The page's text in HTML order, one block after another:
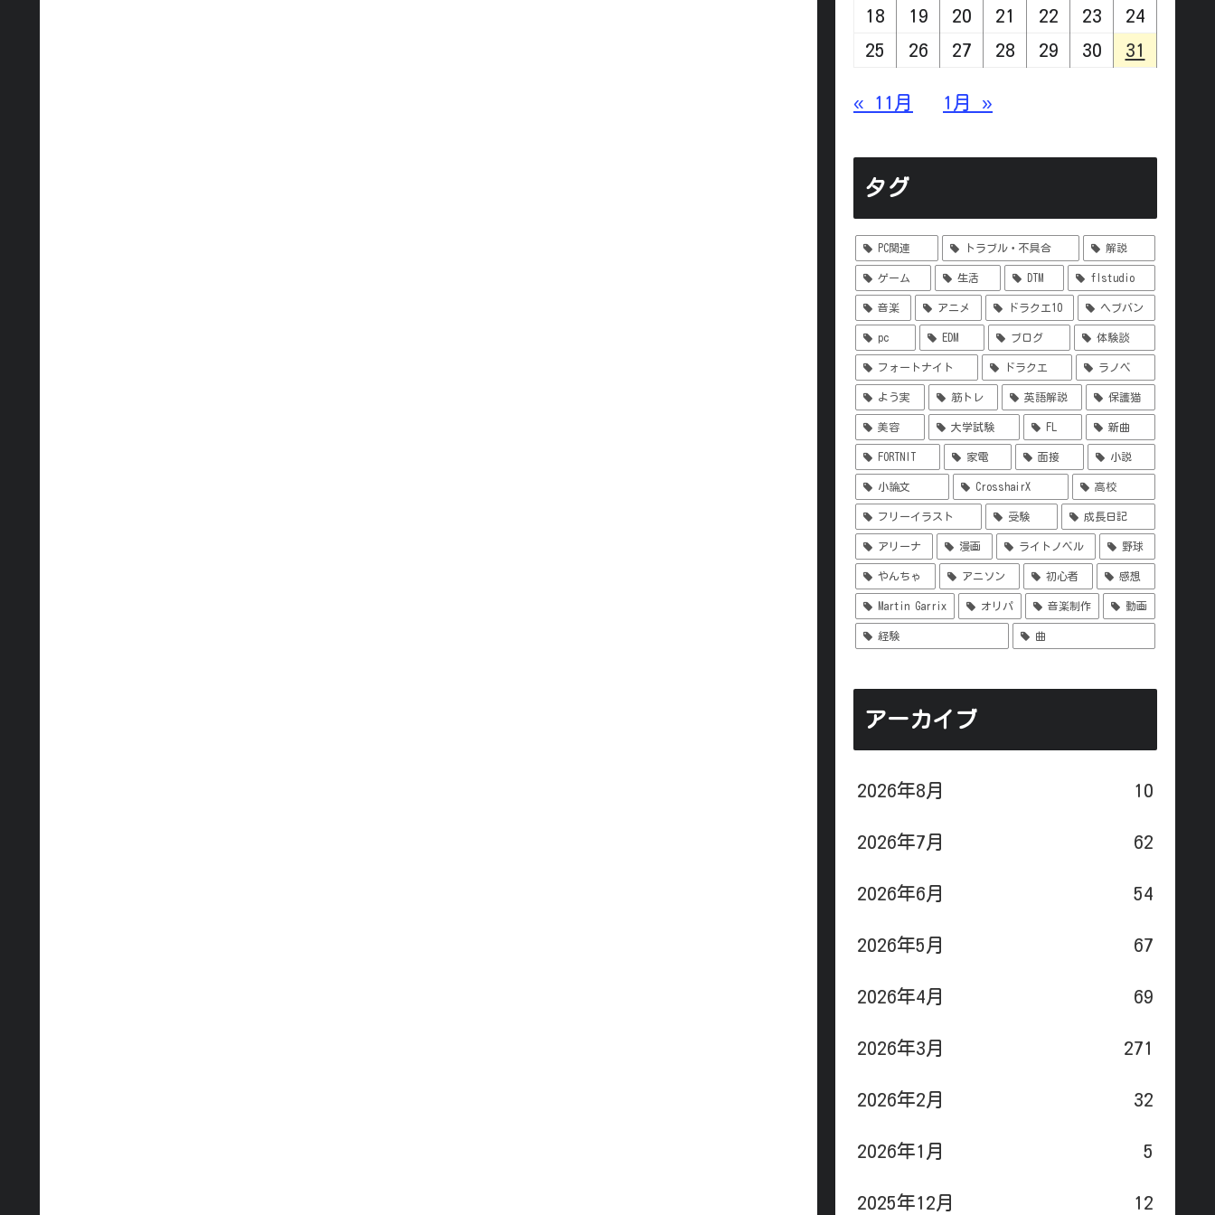
18
19 20 21 22 23
24
25
26 27 28 29 30 31
« 11月 1月 »
タグ
PC関連 トラブル・不具合 解説
ゲーム 生活 DTM flstudio
音楽 アニメ ドラクエ10 ヘブバン
pc EDM ブログ 体験談
フォートナイト ドラクエ ラノベ
よう実 筋トレ 英語解説 保護猫
美容 大学試験 FL 新曲
FORTNIT 家電 面接 小説
小論文 CrosshairX 高校
フリーイラスト 受験 成長日記
アリーナ 漫画 ライトノベル 野球
やんちゃ アニソン 初心者 感想
Martin Garrix オリパ 音楽制作 動画
経験 曲
アーカイブ
2026年8月 10
2026年7月 62
2026年6月 54
2026年5月 67
2026年4月 69
2026年3月 271
2026年2月 32
2026年1月 5
2025年12月 12